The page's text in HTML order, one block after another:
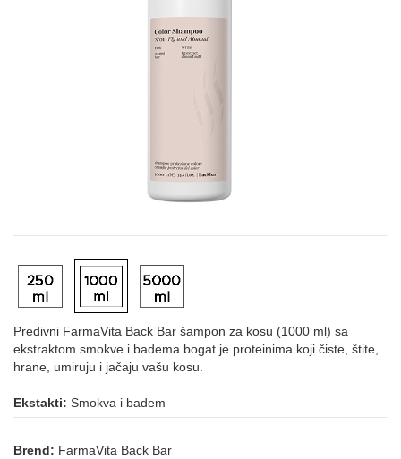
Predivni FarmaVita Back Bar šampon za kosu (1000 ml) sa
ekstraktom smokve i badema bogat je proteinima koji čiste, štite,
hrane, umiruju i jačaju vašu kosu.
Ekstakti: Smokva i badem
Brend: FarmaVita Back Bar